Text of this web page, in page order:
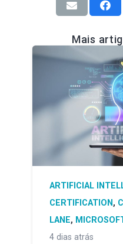
Mais
ARTIFICIAL
CERTIFICATION ,
LANE,
4 dias atrás